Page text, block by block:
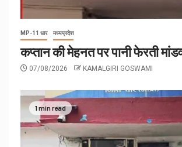
MP-11 धार मध्यप्रदेश
कप्तान की मेहनत पर पानी फेरती
07/08/2026 KAMALGIRI GOSWAMI
1 min read